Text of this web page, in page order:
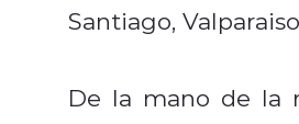
Santiago,
De la mano de la